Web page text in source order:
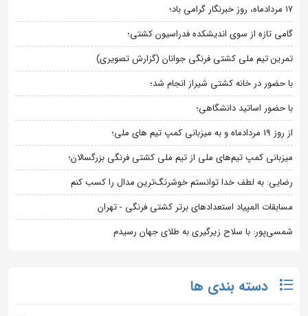
۱۷ مردادماه، روز خبرنگار گرامی باد؛
گامی تازه از سوی اندیشکده فدراسیون کشتی؛
تمرین تیم ملی کشتی فرنگی جوانان (گزارش تصویری)
با حضور در خانه کشتی شیراز انجام شد؛
با حضور اساتید دانشگاهی؛
از روز 19 مردادماه و به میزبانی کمپ تیم های ملی؛
میزبانی کمپ تیم‌های ملی از تیم ملی کشتی فرنگی بزرگسالان؛
رضایی: به لطف خدا توانستم خوشرنگ‌ترین مدال را کسب کنم
مسابقات المپیاد استعدادهای برتر کشتی فرنگی - تهران
شمسی‌پور: با سلاح زیرگیری به طلای جهان رسیدم
دسته بندی ها